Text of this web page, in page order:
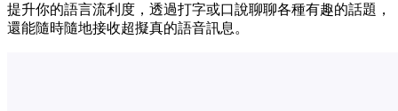
提升你的語言流利度，透過打字或口說聊聊各種有趣的話題，
還能隨時隨地接收超擬真的語音訊息。